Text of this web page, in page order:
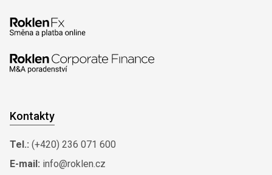
Kontakty
Tel.: (+420) 236 071 600
E-mail: info@roklen.cz